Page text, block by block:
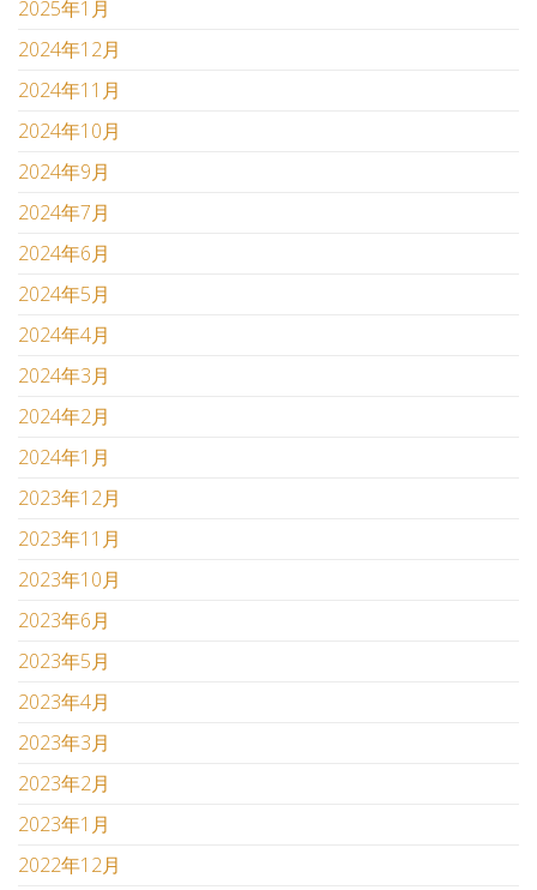
2025年1月
2024年12月
2024年11月
2024年10月
2024年9月
2024年7月
2024年6月
2024年5月
2024年4月
2024年3月
2024年2月
2024年1月
2023年12月
2023年11月
2023年10月
2023年6月
2023年5月
2023年4月
2023年3月
2023年2月
2023年1月
2022年12月